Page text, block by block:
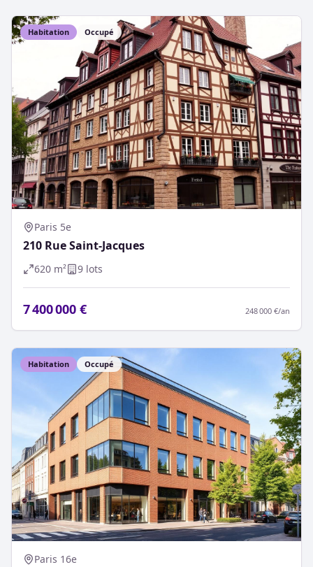
Habitation Occupé
Paris 5e
210 Rue Saint-Jacques
620 m² 9 lots
7 400 000 € 248 000 €/an
Habitation Occupé
Paris 16e